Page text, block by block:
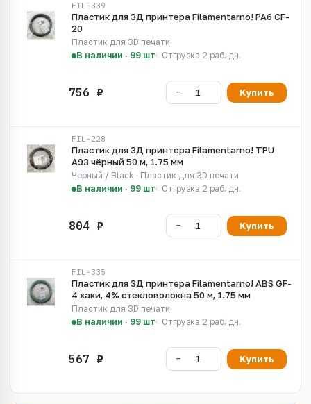
FIL-339
Пластик для 3Д принтера Filamentarno! PA6 CF-
20
Пластик для 3D печати
В наличии · 99 шт
Отгрузка 2 раб. дн.
Купить
FIL-228
Пластик для 3Д принтера Filamentarno! TPU
A93 чёрный 50 м, 1.75 мм
Черный / Black · Пластик для 3D печати
В наличии · 99 шт
Отгрузка 2 раб. дн.
Купить
FIL-335
Пластик для 3Д принтера Filamentarno! ABS GF-
4 хаки, 4% стекловолокна 50 м, 1.75 мм
Пластик для 3D печати
В наличии · 99 шт
Отгрузка 2 раб. дн.
Купить